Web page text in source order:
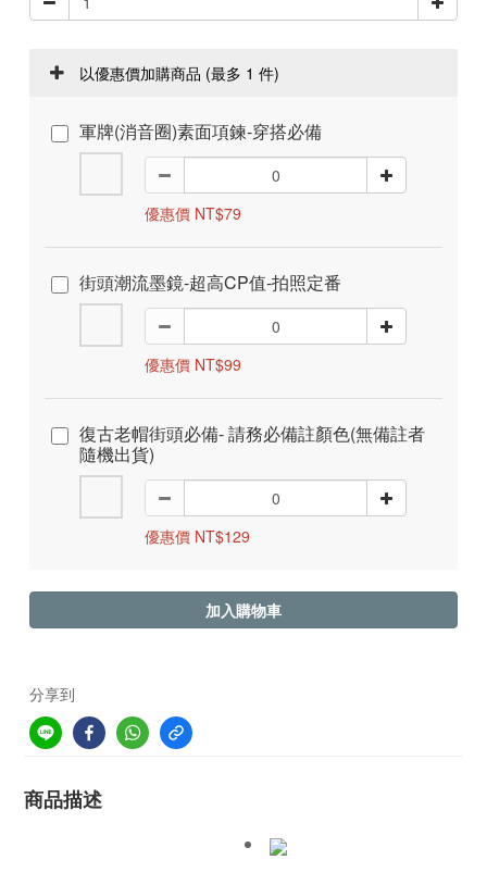
以優惠價加購商品 (最多 1 件)
軍牌(消音圈)素面項鍊-穿搭必備
優惠價 NT$79
街頭潮流墨鏡-超高CP值-拍照定番
優惠價 NT$99
復古老帽街頭必備- 請務必備註顏色(無備註者
隨機出貨)
優惠價 NT$129
加入購物車
分享到
商品描述